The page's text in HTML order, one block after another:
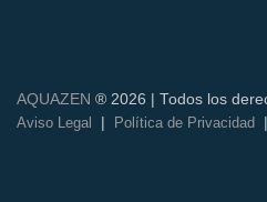
AQUAZEN ® 2026 | Todos los
Aviso Legal
| Política de Privacidad |